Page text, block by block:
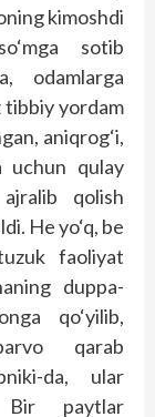
kimoshdi
sotib
odamlarga
tibbiy yordam
aniqrog‘i,
uchun qulay
qolish
He yo‘q, be
faoliyat
duppa-
qo‘yilib,
qarab
da, ular
Bir paytlar